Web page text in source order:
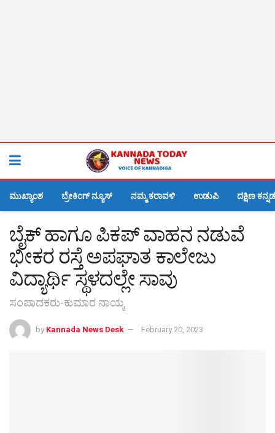
ಮುಖ್ಯಾಂಶ ಬ್ರೇಕಿಂಗ್ ನ್ಯೂಸ್ ನಮ್ಮ ಕರಾವಳಿ ಉಡುಪಿ ದಕ್ಷಿಣ ಕನ್ನಡ
ಬೈಕ್ ಹಾಗೂ ಪಿಕಪ್ ವಾಹನ ನಡುವೆ
ಭೀಕರ ರಸ್ತೆ ಅಪಘಾತ ಕಾಲೇಜು
ವಿದ್ಯಾರ್ಥಿ ಸ್ಥಳದಲ್ಲೇ ಸಾವು
ಸಂಪಾದಕರು-ಕುಮಾರ ನಾಯ್ಕ
by Kannada News Desk February 20, 2023